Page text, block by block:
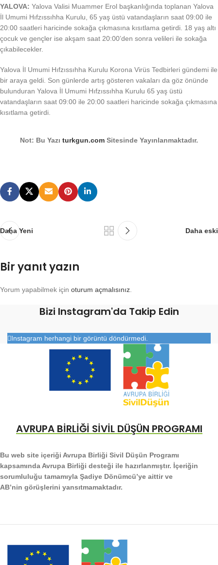
YALOVA: Yalova Valisi Muammer Erol başkanlığında toplanan Yalova
İl Umumi Hıfzıssıhha Kurulu, 65 yaş üstü vatandaşların saat 09:00 ile
20:00 saatleri haricinde sokağa çıkmasına kısıtlama getirdi. 18 yaş altı
çocuk ve gençler ise akşam saat 20:00’den sonra velileri ile sokağa
çıkabilecekler.
Yalova İl Umumi Hıfzıssıhha Kurulu Korona Virüs Tedbirleri gündemi ile
bir araya geldi. Son günlerde artış gösteren vakaları da göz önünde
bulunduran Yalova İl Umumi Hıfzıssıhha Kurulu 65 yaş üstü
vatandaşların saat 09:00 ile 20:00 saatleri haricinde sokağa çıkmasına
kısıtlama getirdi.
Not: Bu Yazı turkgun.com Sitesinde Yayınlanmaktadır.
Daha Yeni Daha eski
Bir yanıt yazın
Yorum yapabilmek için oturum açmalısınız
Bizi Instagram'da Takip Edin
Instagram herhangi bir görüntü döndürmedi.
AVRUPA BİRLİĞİ SİVİL DÜŞÜN PROGRAMI
Bu web site içeriği Avrupa Birliği Sivil Düşün Programı
kapsamında Avrupa Birliği desteği ile hazırlanmıştır. İçeriğin
sorumluluğu tamamıyla Şadiye Dönümcü’ye aittir ve
AB’nin görüşlerini yansıtmamaktadır.